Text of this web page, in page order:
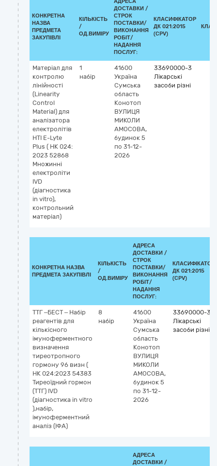
КОНКРЕТНА
НАЗВА
ПРЕДМЕТА
ЗАКУПІВЛІ
КІЛЬКІСТЬ
/
ОД.ВИМІРУ
ДОСТАВКИ /
СТРОК
ПОСТАВКИ/
ВИКОНАННЯ
РОБІТ/
НАДАННЯ
ПОСЛУГ:
КЛАСИФІКАТОР
ДК 021:2015
(CPV)
Матеріал для
контролю
лінійності
(Linearity
Control
Material) для
аналізатора
електролітів
HTI E-Lyte
Plus ( НК 024:
2023 52868
Множинні
електроліти
IVD
(діагностика
in vitro),
контрольний
матеріал)
1
набір
41600
Україна
Сумська
область
Конотоп
ВУЛИЦЯ
МИКОЛИ
АМОСОВА,
будинок 5
по 31-12-
2026
33690000-3
Лікарські
засоби різні
КОНКРЕТНА НАЗВА
ПРЕДМЕТА ЗАКУПІВЛІ
КІЛЬКІСТЬ
/
ОД.ВИМІРУ
АДРЕСА
ДОСТАВКИ /
СТРОК
ПОСТАВКИ/
ВИКОНАННЯ
РОБІТ/
НАДАННЯ
ПОСЛУГ:
КЛАСИФІКАТОР
ДК 021:2015
(CPV)
ТТГ –БЕСТ – Набір
реагентів для
кількісного
імуноферментного
визначення
тиреотропного
гормону 96 визн (
НК 024:2023 54383
Тиреоїдний гормон
(ТТГ) IVD
(діагностика in vitro
),набір,
імуноферментний
аналіз (ІФА)
8
набір
41600
Україна
Сумська
область
Конотоп
ВУЛИЦЯ
МИКОЛИ
АМОСОВА,
будинок 5
по 31-12-
2026
33690000-3
Лікарські
засоби різні
АДРЕСА
ДОСТАВКИ /